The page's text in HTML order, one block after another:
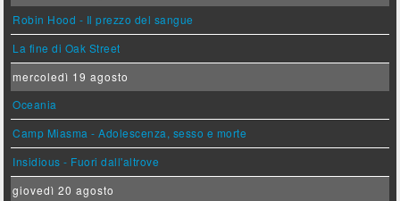
Robin Hood - Il prezzo del sangue
La fine di Oak Street
mercoledì 19 agosto
Oceania
Camp Miasma - Adolescenza, sesso e morte
Insidious - Fuori dall'altrove
giovedì 20 agosto